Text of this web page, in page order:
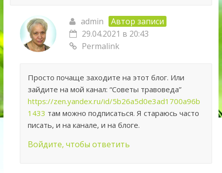
admin
Автор записи
29.04.2021 в 20:43
Permalink
Просто почаще заходите на этот блог. Или
зайдите на мой канал: “Советы травоведа”
https://zen.yandex.ru/id/5b26a5d0e3ad1700a96b
1433 там можно подписаться. Я стараюсь часто
писать, и на канале, и на блоге.
Войдите, чтобы ответить